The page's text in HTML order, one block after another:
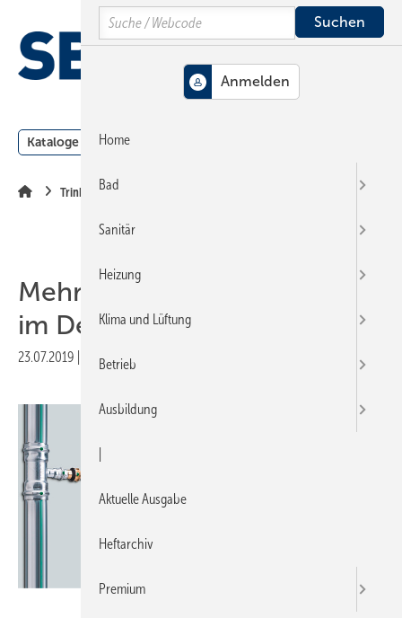
Hauptinhalt
Hauptmenü
SiteSearch
Kataloge Meldungen
Trinkwasserinstallation
Mehrschicht-Verbundrohre
im Detail
23.07.2019 Veröffentlicht in
Search
Home
Bad
Sanitär
Heizung
Klima und Lüftung
Betrieb
Ausbildung
Aktuelle Ausgabe
Heftarchiv
Premium